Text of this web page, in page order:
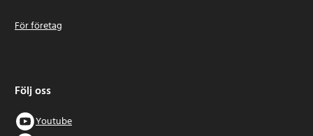
För företag
Följ oss
Youtube